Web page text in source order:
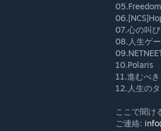
05.Freedom
07.心の叫び
08.人生ゲ
10.Polaris
11.進むべ
12.人生の
ここで聞け
ご連絡: